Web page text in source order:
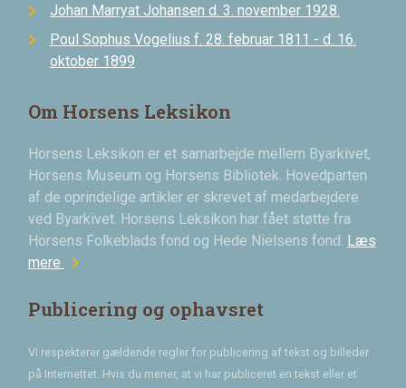
Johan Marryat Johansen d. 3. november 1928.
Poul Sophus Vogelius f. 28. februar 1811 - d. 16.
oktober 1899
Om Horsens Leksikon
Horsens Leksikon er et samarbejde mellem Byarkivet,
Horsens Museum og Horsens Bibliotek. Hovedparten
af de oprindelige artikler er skrevet af medarbejdere
ved Byarkivet. Horsens Leksikon har fået støtte fra
Horsens Folkeblads fond og Hede Nielsens fond. Læs
mere chevron_right
Publicering og ophavsret
Vi respekterer gældende regler for publicering af tekst og billeder
på Internettet. Hvis du mener, at vi har publiceret en tekst eller et